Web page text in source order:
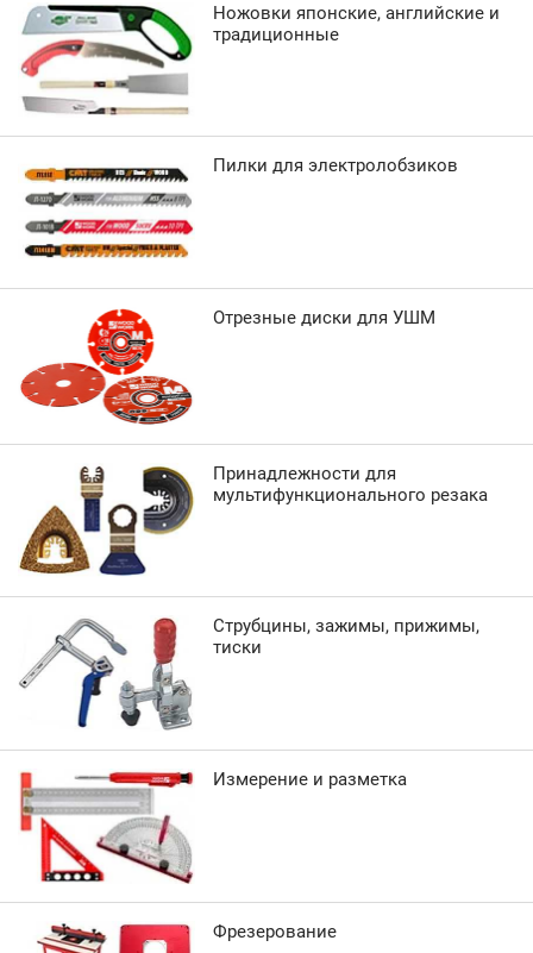
Ножовки японские, английские и
традиционные
Пилки для электролобзиков
Отрезные диски для УШМ
Принадлежности для
мультифункционального резака
Струбцины, зажимы, прижимы,
тиски
Измерение и разметка
Фрезерование